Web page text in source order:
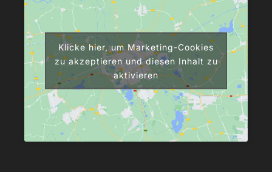
Klicke hier, um Marketing-Cookies
zu akzeptieren und diesen Inhalt zu
aktivieren